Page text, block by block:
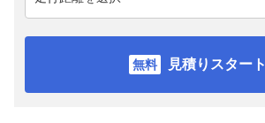
見積りスタート